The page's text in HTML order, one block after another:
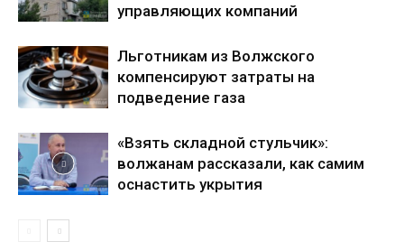
управляющих компаний
Льготникам из Волжского
компенсируют затраты на
подведение газа
«Взять складной стульчик»:
волжанам рассказали, как самим
оснастить укрытия